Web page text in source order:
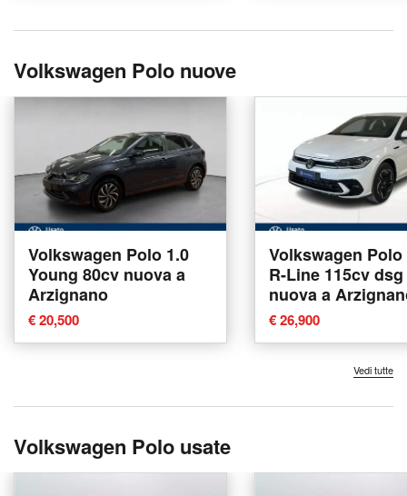
Volkswagen Polo nuove
Volkswagen Polo 1.0
Young 80cv nuova a
Arzignano
€ 20,500
Volkswagen
R-Line 115cv dsg
nuova a
€ 26,900
Vedi tutte
Volkswagen Polo usate